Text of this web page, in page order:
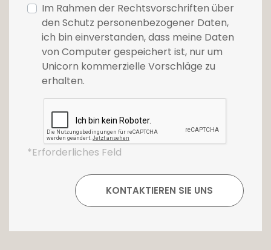
Im Rahmen der Rechtsvorschriften über
den Schutz personenbezogener Daten,
ich bin einverstanden, dass meine Daten
von Computer gespeichert ist, nur um
Unicorn kommerzielle Vorschläge zu
erhalten.
*Erforderliches Feld